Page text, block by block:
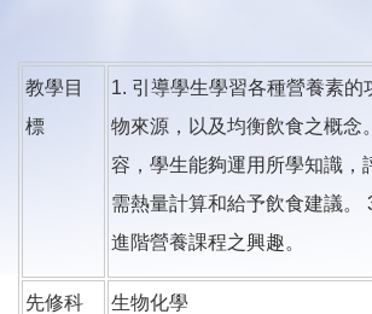
教學目
標
1. 引導學生學習各種營養素的
物來源，以及均衡飲食之概念
容，學生能夠運用所學知識，
需熱量計算和給予飲食建議。
進階營養課程之興趣。
先修科
生物化學